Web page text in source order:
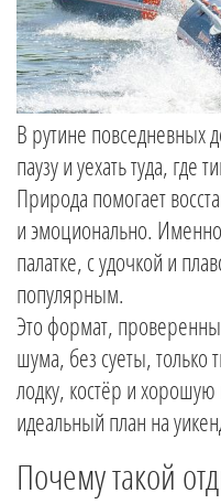
В рутине повседневных
паузу и уехать туда, где
Природа помогает
и эмоционально.
палатке, с удочкой и
популярным.
Это формат,
шума, без суеты, только
лодку, костёр и
идеальный план на
Почему такой